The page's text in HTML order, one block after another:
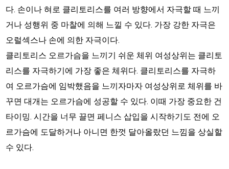
다. 손이나 혀로 클리토리스를 여러 방향에서 자극할 때 느끼
거나 성행위 중 마찰에 의해 느낄 수 있다. 가장 강한 자극은
오럴섹스나 손에 의한 자극이다.
클리토리스 오르가슴을 느끼기 쉬운 체위 여성상위는 클리토
리스를 자극하기에 가장 좋은 체위다. 클리토리스를 자극하
여 오르가슴에 임박했음을 느끼자마자 여성상위로 체위를 바
꾸면 대개는 오르가슴에 성공할 수 있다. 이때 가장 중요한 건
타이밍. 시간을 너무 끌면 페니스 삽입을 시작하기도 전에 오
르가슴에 도달하거나 아니면 한껏 달아올랐던 느낌을 상실할
수 있다.